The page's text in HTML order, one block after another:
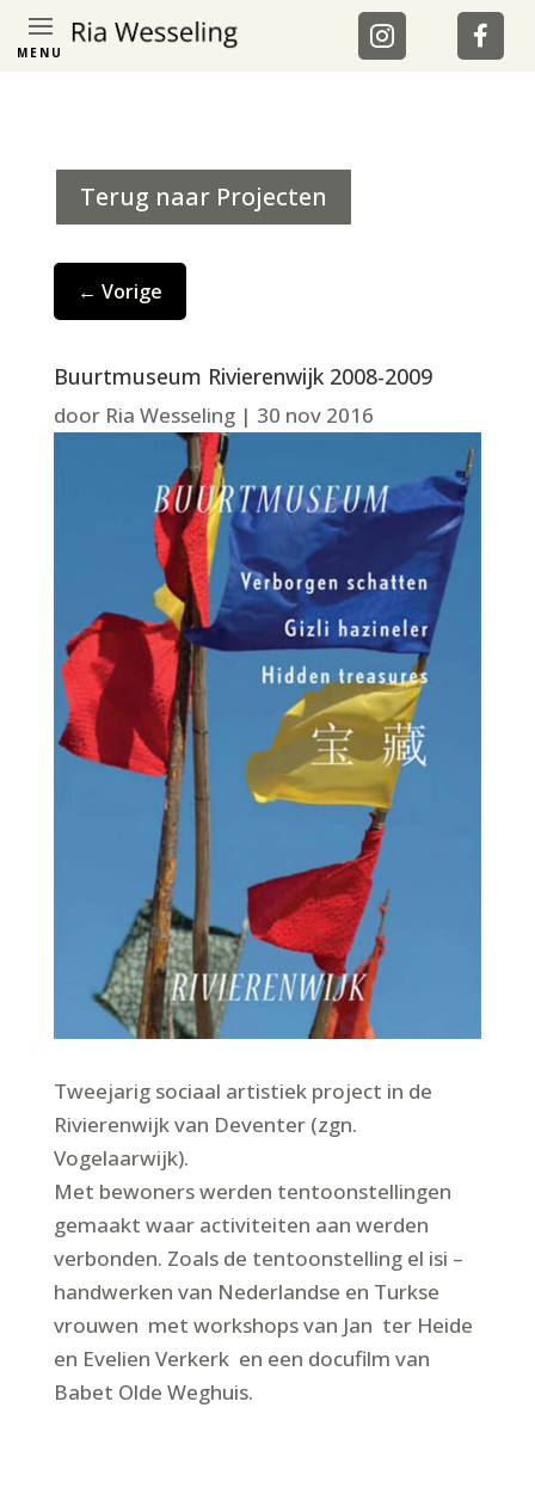
MENU
Terug naar Projecten
← Vorige
Buurtmuseum Rivierenwijk 2008-2009
door Ria Wesseling| 30 nov 2016
Tweejarig sociaal artistiek project in de
Rivierenwijk van Deventer (zgn.
Vogelaarwijk).
Met bewoners werden tentoonstellingen
gemaakt waar activiteiten aan werden
verbonden. Zoals de tentoonstelling el isi –
handwerken van Nederlandse en Turkse
vrouwen met workshops van Jan ter Heide
en Evelien Verkerk en een docufilm van
Babet Olde Weghuis.